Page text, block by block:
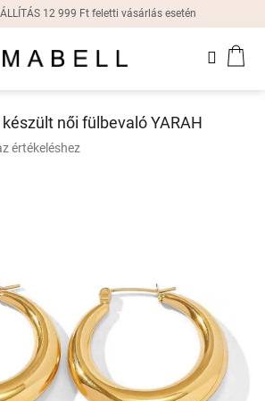
12 999 Ft feletti vásárlás esetén
női fülbevaló YARAH
értékeléshez